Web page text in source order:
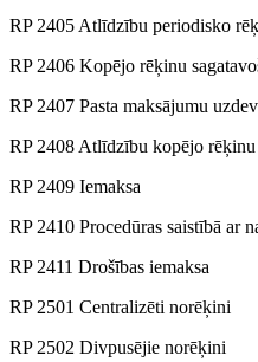
RP 2405 Atlīdzību periodisko
RP 2406 Kopējo rēķinu
RP 2407 Pasta maksājumu
RP 2408 Atlīdzību kopējo rēķinu
RP 2409 Iemaksa
RP 2410 Procedūras saistībā ar
RP 2411 Drošības iemaksa
RP 2501 Centralizēti norēķini
RP 2502 Divpusējie norēķini